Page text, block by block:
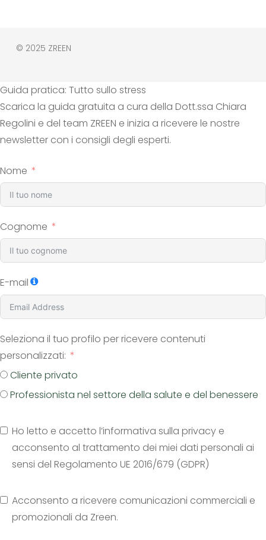
© 2025 ZREEN
Guida pratica: Tutto sullo stress
Scarica la guida gratuita a cura della Dott.ssa Chiara
Regolini e del team ZREEN e inizia a ricevere le nostre
newsletter con i consigli degli esperti.
Nome
Cognome
E-mail
Seleziona il tuo profilo per ricevere contenuti
personalizzati:
Cliente privato
Professionista nel settore della salute e del benessere
Ho letto e accetto l’informativa sulla privacy e
acconsento al trattamento dei miei dati personali ai
sensi del Regolamento UE 2016/679 (GDPR)
Acconsento a ricevere comunicazioni commerciali e
promozionali da Zreen.